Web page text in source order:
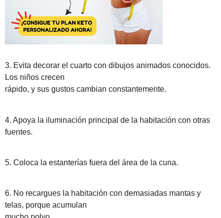
3. Evita decorar el cuarto con dibujos animados conocidos.
Los niños crecen
rápido, y sus gustos cambian constantemente.
4. Apoya la iluminación principal de la habitación con otras
fuentes.
5. Coloca la estanterías fuera del área de la cuna.
6. No recargues la habitación con demasiadas mantas y
telas, porque acumulan